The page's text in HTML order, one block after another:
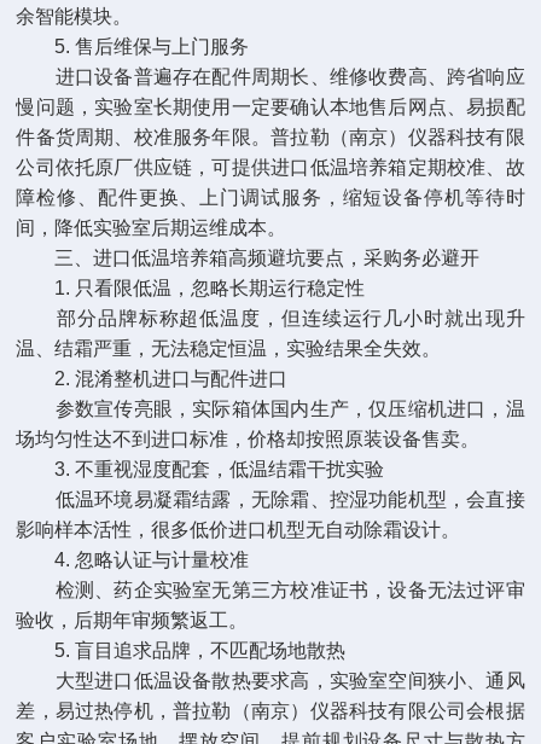
余智能模块。
5. 售后维保与上门服务
进口设备普遍存在配件周期长、维修收费高、跨省响应
慢问题，实验室长期使用一定要确认本地售后网点、易损配
件备货周期、校准服务年限。普拉勒（南京）仪器科技有限
公司依托原厂供应链，可提供进口低温培养箱定期校准、故
障检修、配件更换、上门调试服务，缩短设备停机等待时
间，降低实验室后期运维成本。
三、进口低温培养箱高频避坑要点，采购务必避开
1. 只看限低温，忽略长期运行稳定性
部分品牌标称超低温度，但连续运行几小时就出现升
温、结霜严重，无法稳定恒温，实验结果全失效。
2. 混淆整机进口与配件进口
参数宣传亮眼，实际箱体国内生产，仅压缩机进口，温
场均匀性达不到进口标准，价格却按照原装设备售卖。
3. 不重视湿度配套，低温结霜干扰实验
低温环境易凝霜结露，无除霜、控湿功能机型，会直接
影响样本活性，很多低价进口机型无自动除霜设计。
4. 忽略认证与计量校准
检测、药企实验室无第三方校准证书，设备无法过评审
验收，后期年审频繁返工。
5. 盲目追求品牌，不匹配场地散热
大型进口低温设备散热要求高，实验室空间狭小、通风
差，易过热停机，普拉勒（南京）仪器科技有限公司会根据